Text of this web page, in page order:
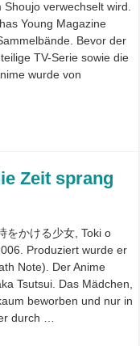
verwechselt wird.
Young Magazine
Bevor der
TV-Serie sowie die
wurde von
Zeit sprang
をかける少女, Toki o
Produziert wurde er
Note). Der Anime
Tsutsui. Das Mädchen,
beworben und nur in
durch …